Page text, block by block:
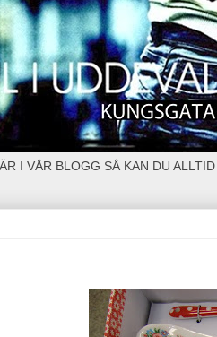
I VÅR BLOGG SÅ KAN DU